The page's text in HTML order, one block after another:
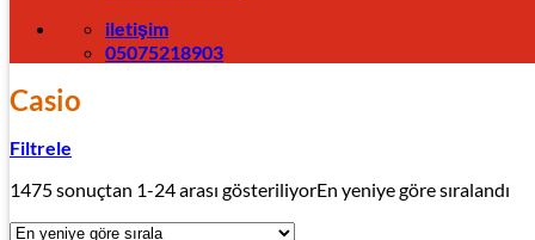
iletişim
05075218903
Casio
Filtrele
1475 sonuçtan 1-24 arası gösteriliyorEn yeniye göre sıralandı